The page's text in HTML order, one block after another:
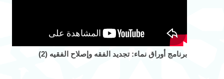
برنامج أوراق نماء: تجديد الفقه وإصلاح الفقيه (2)